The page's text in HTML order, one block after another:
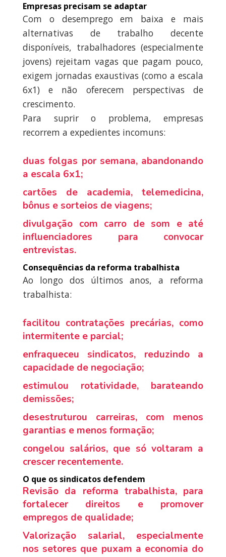
Empresas precisam se adaptar
Com o desemprego em baixa e mais
alternativas de trabalho decente
disponíveis, trabalhadores (especialmente
jovens) rejeitam vagas que pagam pouco,
exigem jornadas exaustivas (como a escala
6x1) e não oferecem perspectivas de
crescimento.
Para suprir o problema, empresas
recorrem a expedientes incomuns:
duas folgas por semana, abandonando
a escala 6x1;
cartões de academia, telemedicina,
bônus e sorteios de viagens;
divulgação com carro de som e até
influenciadores para convocar
entrevistas.
Consequências da reforma trabalhista
Ao longo dos últimos anos, a reforma
trabalhista:
facilitou contratações precárias, como
intermitente e parcial;
enfraqueceu sindicatos, reduzindo a
capacidade de negociação;
estimulou rotatividade, barateando
demissões;
desestruturou carreiras, com menos
garantias e menos formação;
congelou salários, que só voltaram a
crescer recentemente.
O que os sindicatos defendem
Revisão da reforma trabalhista, para
fortalecer direitos e promover
empregos de qualidade;
Valorização salarial, especialmente
nos setores que puxam a economia do